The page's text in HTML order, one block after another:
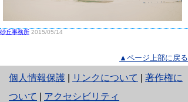
砂丘事務所 2015/05/14
▲ページ上部に戻る
個人情報保護
と
り
リンクについて
著作権に
ついて
アクセシビリティ